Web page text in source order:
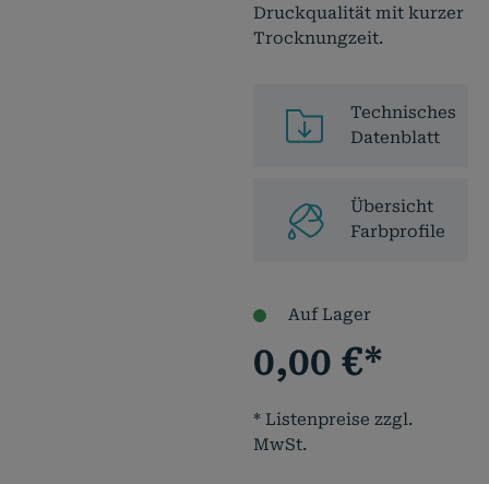
Druckqualität mit kurzer
Trocknungzeit.
Technisches
Datenblatt
Übersicht
Farbprofile
Auf Lager
0,00€*
* Listenpreise zzgl.
MwSt.